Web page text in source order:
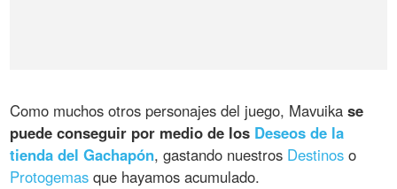
Como muchos otros personajes del juego, Mavuikase
puede conseguir por medio de los Deseos de la
tienda del Gachapón, gastando nuestros Destinos o
Protogemas que hayamos acumulado.